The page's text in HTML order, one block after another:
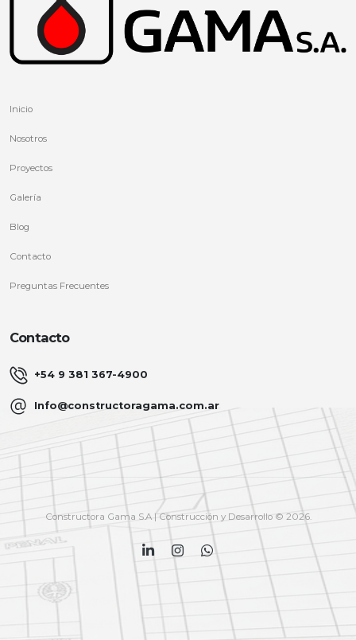
Inicio
Nosotros
Proyectos
Galería
Blog
Contacto
Preguntas Frecuentes
Contacto
+54 9 381 367-4900
Info@constructoragama.com.ar
Constructora Gama S.A | Construcción y Desarrollo © 2026.